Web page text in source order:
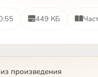
449 КБ
произведения